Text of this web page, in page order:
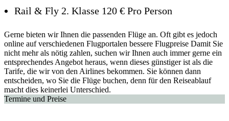
Rail & Fly 2. Klasse 120 € Pro Person
Gerne bieten wir Ihnen die passenden Flüge an. Oft gibt es jedoch
online auf verschiedenen Flugportalen bessere Flugpreise Damit Sie
nicht mehr als nötig zahlen, suchen wir Ihnen auch immer gerne ein
entsprechendes Angebot heraus, wenn dieses günstiger ist als die
Tarife, die wir von den Airlines bekommen. Sie können dann
entscheiden, wo Sie die Flüge buchen, denn für den Reiseablauf
macht dies keinerlei Unterschied.
Termine und Preise